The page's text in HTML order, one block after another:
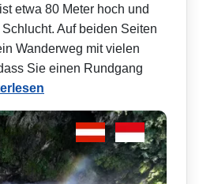
etwa 80 Meter hoch und
Auf beiden Seiten
Wanderweg mit vielen
Sie einen Rundgang